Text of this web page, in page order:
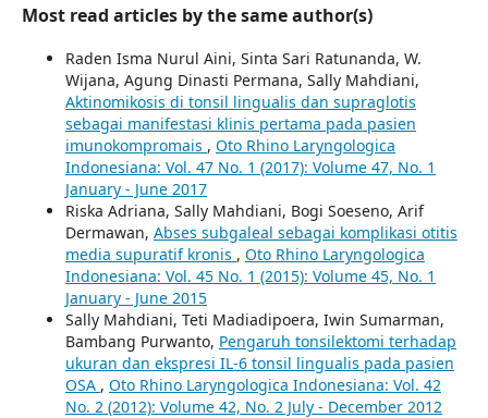
Most read articles by the same author(s)
Raden Isma Nurul Aini, Sinta Sari Ratunanda, W.
Wijana, Agung Dinasti Permana, Sally Mahdiani,
Aktinomikosis di tonsil lingualis dan supraglotis
sebagai manifestasi klinis pertama pada pasien
imunokompromais , Oto Rhino Laryngologica
Indonesiana: Vol. 47 No. 1 (2017): Volume 47, No. 1
January - June 2017
Riska Adriana, Sally Mahdiani, Bogi Soeseno, Arif
Dermawan, Abses subgaleal sebagai komplikasi otitis
media supuratif kronis , Oto Rhino Laryngologica
Indonesiana: Vol. 45 No. 1 (2015): Volume 45, No. 1
January - June 2015
Sally Mahdiani, Teti Madiadipoera, Iwin Sumarman,
Bambang Purwanto, Pengaruh tonsilektomi terhadap
ukuran dan ekspresi IL-6 tonsil lingualis pada pasien
OSA , Oto Rhino Laryngologica Indonesiana: Vol. 42
No. 2 (2012): Volume 42, No. 2 July - December 2012